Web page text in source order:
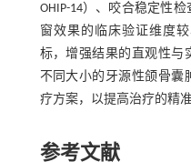
OHIP-14）、咬合稳定性
窗效果的临床验证维度
标，增强结果的直观性与
不同大小的牙源性颌骨囊
疗方案，以提高治疗的精
参考文献